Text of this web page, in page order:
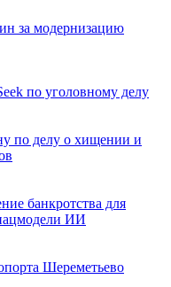
за модернизацию
по уголовному делу
по делу о хищении и
банкротства для
ИИ
Шереметьево